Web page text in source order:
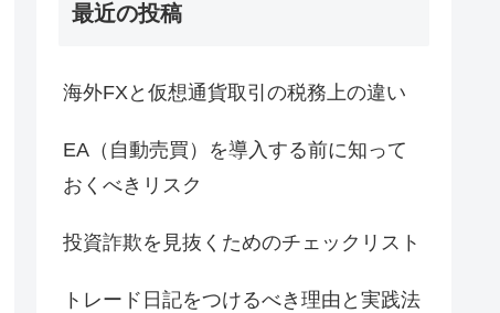
最近の投稿
海外FXと仮想通貨取引の税務上の違い
EA（自動売買）を導入する前に知って
おくべきリスク
投資詐欺を見抜くためのチェックリスト
トレード日記をつけるべき理由と実践法